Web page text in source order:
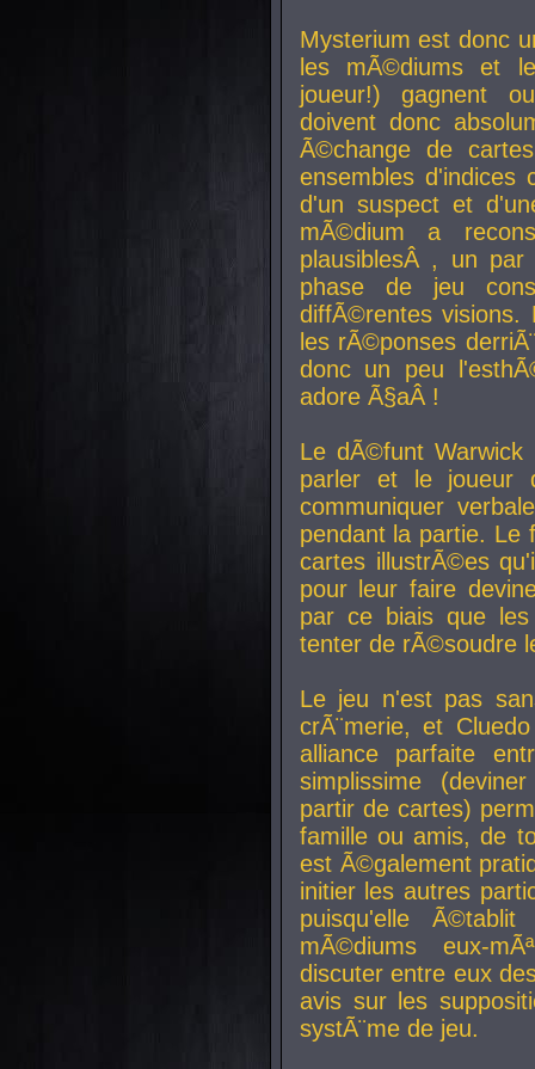
Mysterium est donc
les mÃ©diums et
joueur!) gagnent
doivent donc
Ã©change de
ensembles d'indices
d'un suspect et
mÃ©dium a
plausiblesÂ , un par
phase de jeu
diffÃ©rentes visions.
les rÃ©ponses
donc un peu
adore Ã§aÂ !
Le dÃ©funt Warwick
parler et le joueur
communiquer
pendant la partie. Le
cartes illustrÃ©es
pour leur faire
par ce biais que
tenter de rÃ©soudre
Le jeu n'est pas
crÃ¨merie, et
alliance parfaite
simplissime
partir de cartes)
famille ou amis, de
est Ã©galement
initier les autres
puisqu'elle
mÃ©diums eux-
discuter entre eux
avis sur les
systÃ¨me de jeu.